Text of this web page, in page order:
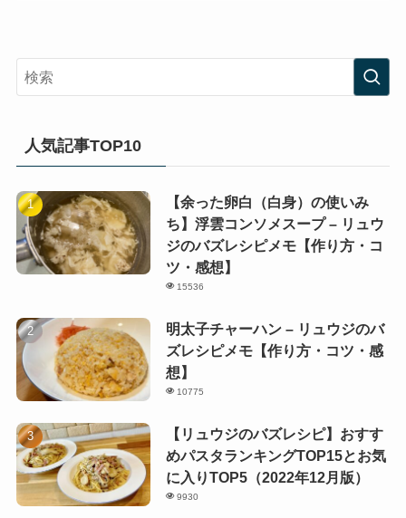
人気記事TOP10
【余った卵白（白身）の使いみ
ち】浮雲コンソメスープ – リュウ
ジのバズレシピメモ【作り方・コ
ツ・感想】
15536
明太子チャーハン – リュウジのバ
ズレシピメモ【作り方・コツ・感
想】
10775
【リュウジのバズレシピ】おすす
めパスタランキングTOP15とお気
に入りTOP5（2022年12月版）
9930